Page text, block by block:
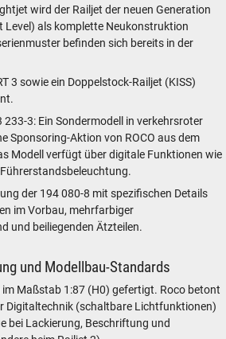
wird der Railjet der neuen Generation
Level) als komplette Neukonstruktion
befinden sich bereits in der
3 sowie ein Doppelstock-Railjet (KISS)
3: Ein Sondermodell in verkehrsroter
Sponsoring-Aktion von ROCO aus dem
Modell verfügt über digitale Funktionen wie
der 194 080-8 mit spezifischen Details
im Vorbau, mehrfarbiger
und beiliegenden Ätzteilen.
und Modellbau-Standards
im Maßstab 1:87 (H0) gefertigt. Roco betont
Digitaltechnik (schaltbare Lichtfunktionen)
bei Lackierung, Beschriftung und